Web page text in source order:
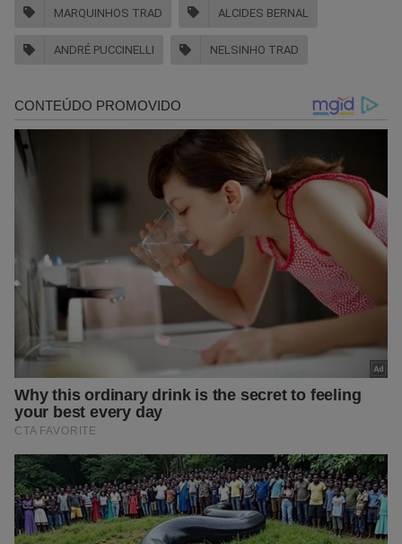
MARQUINHOS TRAD ALCIDES BERNAL
ANDRÉ PUCCINELLI NELSINHO TRAD